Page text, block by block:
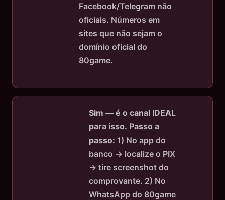
Facebook/Telegram não
oficiais. Números em
sites que não sejam o
domínio oficial do
80game.
Sim — é o canal IDEAL
para isso. Passo a
passo: 1) No app do
banco → localize o PIX
→ tire screenshot do
comprovante. 2) No
WhatsApp do 80game